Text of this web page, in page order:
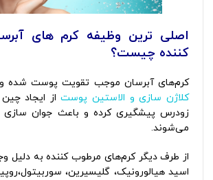
اصلی ترین وظیفه کرم های
کننده چیست؟
کرم‌های آبرسان موجب تقویت پوست شده
کلاژن سازی و الاستین پوستاز ایجاد
زودرس پیشگیری کرده و باعث جوان
می‌شوند.
از طرف دیگر کرم‌های مرطوب کننده به دلیل
اسید هیالورونیک، گلیسیرین،